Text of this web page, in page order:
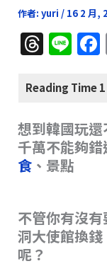
作者: yuri / 16 2 月,
T
h
re
d
s
Li
n
e
想到韓國玩
千萬不能夠
食、景點
不管你有沒
洞大使館換
呢？